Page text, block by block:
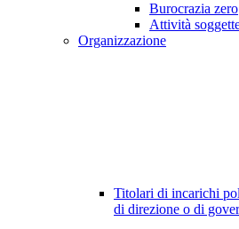
Burocrazia zero
Attività
Organizzazione
Titolari di incarichi
di direzione o di